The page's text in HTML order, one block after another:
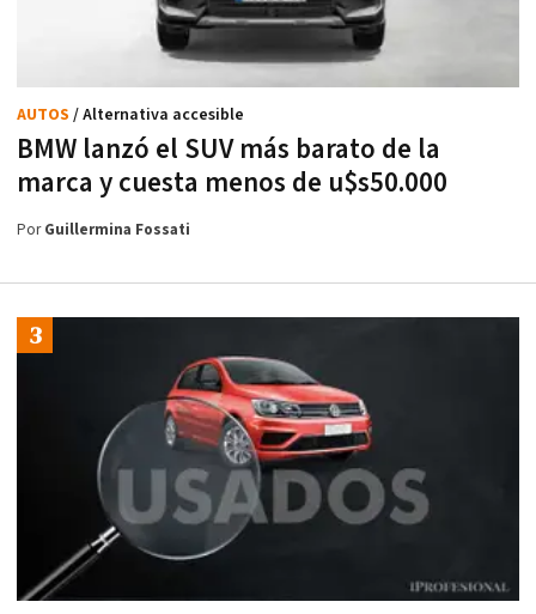
BMW lanzó el SUV más barato de la
marca y cuesta menos de u$s50.000
AUTOS / Alternativa accesible
PorGuillermina Fossati